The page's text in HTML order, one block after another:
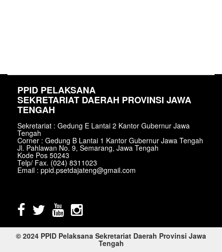
PPID PELAKSANA
SEKRETARIAT DAERAH PROVINSI JAWA
TENGAH
Sekretariat : Gedung E Lantai 2 Kantor Gubernur Jawa
Tengah
Corner : Gedung B Lantai 1 Kantor Gubernur Jawa Tengah
Jl. Pahlawan No. 9, Semarang, Jawa Tengah
Kode Pos 50243
Telp/ Fax. (024) 8311023
Email : ppid.psetdajateng@gmail.com
© 2024 PPID Pelaksana Sekretariat Daerah Provinsi Jawa
Tengah